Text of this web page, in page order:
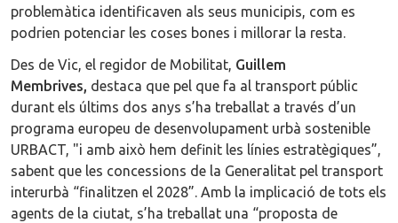
problemàtica identificaven als seus municipis, com es
podrien potenciar les coses bones i millorar la resta.
Des de Vic, el regidor de Mobilitat, Guillem
Membrives, destaca que pel que fa al transport públic
durant els últims dos anys s’ha treballat a través d’un
programa europeu de desenvolupament urbà sostenible
URBACT, "i amb això hem definit les línies estratègiques”,
sabent que les concessions de la Generalitat pel transport
interurbà “finalitzen el 2028”. Amb la implicació de tots els
agents de la ciutat, s’ha treballat una “proposta de